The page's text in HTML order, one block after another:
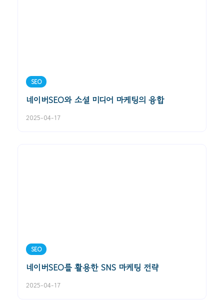
SEO
네이버SEO와 소셜 미디어 마케팅의 융합
2025-04-17
SEO
네이버SEO를 활용한 SNS 마케팅 전략
2025-04-17